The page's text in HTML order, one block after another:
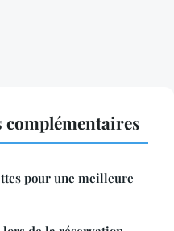
pour une meilleure